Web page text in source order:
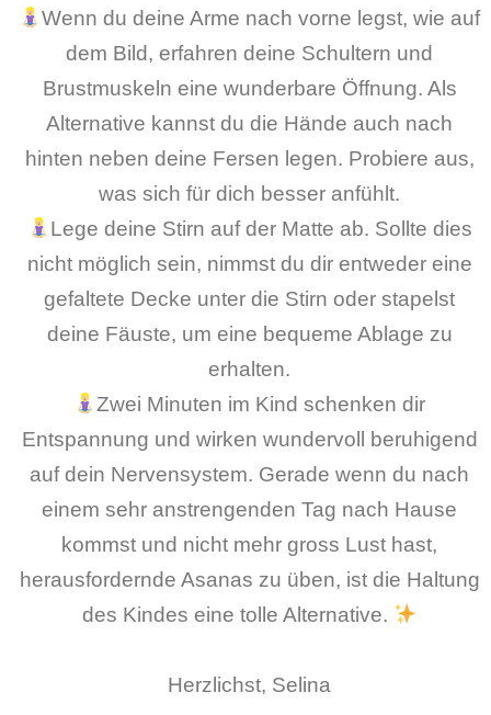
Wenn du deine Arme nach vorne legst, wie auf
dem Bild, erfahren deine Schultern und
Brustmuskeln eine wunderbare Öffnung. Als
Alternative kannst du die Hände auch nach
hinten neben deine Fersen legen. Probiere aus,
was sich für dich besser anfühlt.
Lege deine Stirn auf der Matte ab. Sollte dies
nicht möglich sein, nimmst du dir entweder eine
gefaltete Decke unter die Stirn oder stapelst
deine Fäuste, um eine bequeme Ablage zu
erhalten.
Zwei Minuten im Kind schenken dir
Entspannung und wirken wundervoll beruhigend
auf dein Nervensystem. Gerade wenn du nach
einem sehr anstrengenden Tag nach Hause
kommst und nicht mehr gross Lust hast,
herausfordernde Asanas zu üben, ist die Haltung
des Kindes eine tolle Alternative.
Herzlichst, Selina